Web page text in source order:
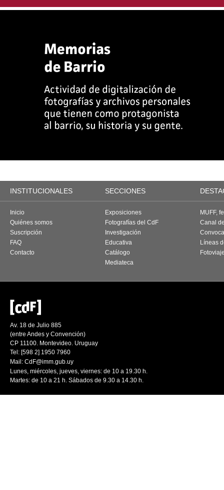
INSTITUCIONALES SECCIONES
Inicio
Quiénes somos
Suscripción
FAQ
Contacto
Exposiciones
Fotografías del CdF
Investigación
Educativa
Catálogo
Mediateca
MUFF,
Canal
Líneas
Av. 18 de Julio 885
(entre Andes y Convención)
CP 11100. Montevideo. Uruguay
Tel: [598 2] 1950 7960
Mail: CdF@imm.gub.uy
Lunes, miércoles, jueves, viernes: de 10 a 19.30 h.
Martes: de 10 a 21 h. Sábados de 9.30 a 14.30 h.